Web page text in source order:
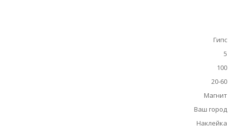
Гипс
5
100
20-60
Магнит
Ваш город
Наклейка